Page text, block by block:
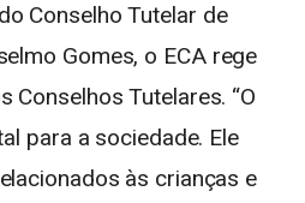
Conselho Tutelar de
Gomes, o ECA rege
Conselhos Tutelares. “O
para a sociedade. Ele
às crianças e